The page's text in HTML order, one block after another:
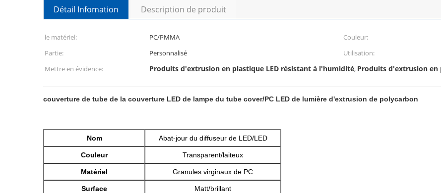
Détail Infomation Description de produit
le matériel: PC/PMMA Couleur:
Partie:
Personnalisé Utilisation:
Mettre en évidence:
Produits d'extrusion en plastique LED résistant à l'humidité, Produits d'extrusion en
couverture de tube de la couverture LED de lampe du tube cover/PC LED de lumière d'extrusion de polycarbon
Nom Abat-jour du diffuseur de LED/LED
Couleur Transparent/laiteux
Matériel Granules virginaux de PC
Surface Matt/brillant